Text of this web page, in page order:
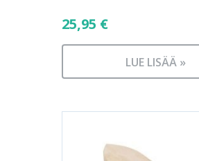
25,95 €
LUE LISÄÄ »